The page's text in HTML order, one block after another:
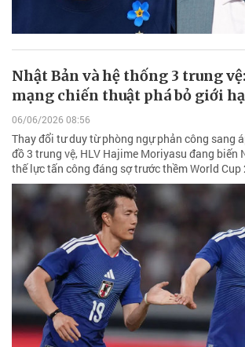
Nhật Bản và hệ thống 3 trung
mạng chiến thuật phá bỏ giới
06/06/2026 08:56
Thay đổi tư duy từ phòng ngự phản công sang
đồ 3 trung vệ, HLV Hajime Moriyasu đang biến
thế lực tấn công đáng sợ trước thềm World Cup